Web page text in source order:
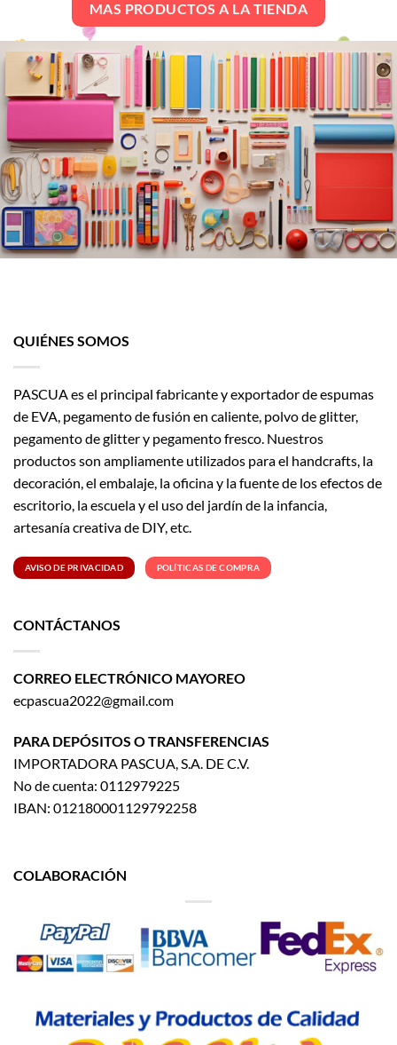
elegir
en
página
de
producto
MAS PRODUCTOS A LA TIENDA
QUIÉNES SOMOS
PASCUA es el principal fabricante y exportador de espumas
de EVA, pegamento de fusión en caliente, polvo de glitter,
pegamento de glitter y pegamento fresco. Nuestros
productos son ampliamente utilizados para el handcrafts, la
decoración, el embalaje, la oficina y la fuente de los efectos de
escritorio, la escuela y el uso del jardín de la infancia,
artesanía creativa de DIY, etc.
AVISO DE PRIVACIDAD POLÍTICAS DE COMPRA
CONTÁCTANOS
CORREO ELECTRÓNICO MAYOREO
ecpascua2022@gmail.com
PARA DEPÓSITOS O TRANSFERENCIAS
IMPORTADORA PASCUA, S.A. DE C.V.
No de cuenta: 0112979225
IBAN: 012180001129792258
COLABORACIÓN